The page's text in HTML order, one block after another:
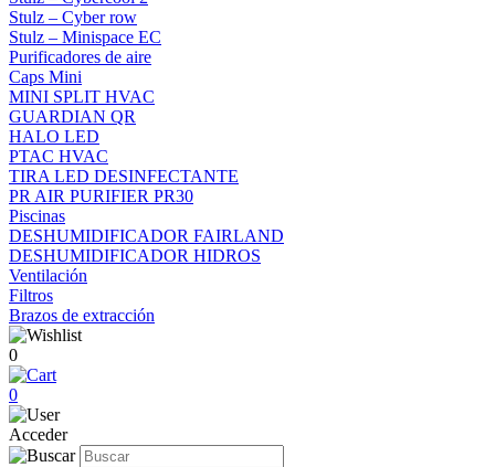
Stulz – Cyber row
Stulz – Minispace EC
Purificadores de aire
Caps Mini
MINI SPLIT HVAC
GUARDIAN QR
HALO LED
PTAC HVAC
TIRA LED DESINFECTANTE
PR AIR PURIFIER PR30
Piscinas
DESHUMIDIFICADOR FAIRLAND
DESHUMIDIFICADOR HIDROS
Ventilación
Filtros
Brazos de extracción
0
0
Acceder